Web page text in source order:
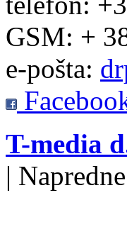
GSM: +
e-pošta:
T-media
|